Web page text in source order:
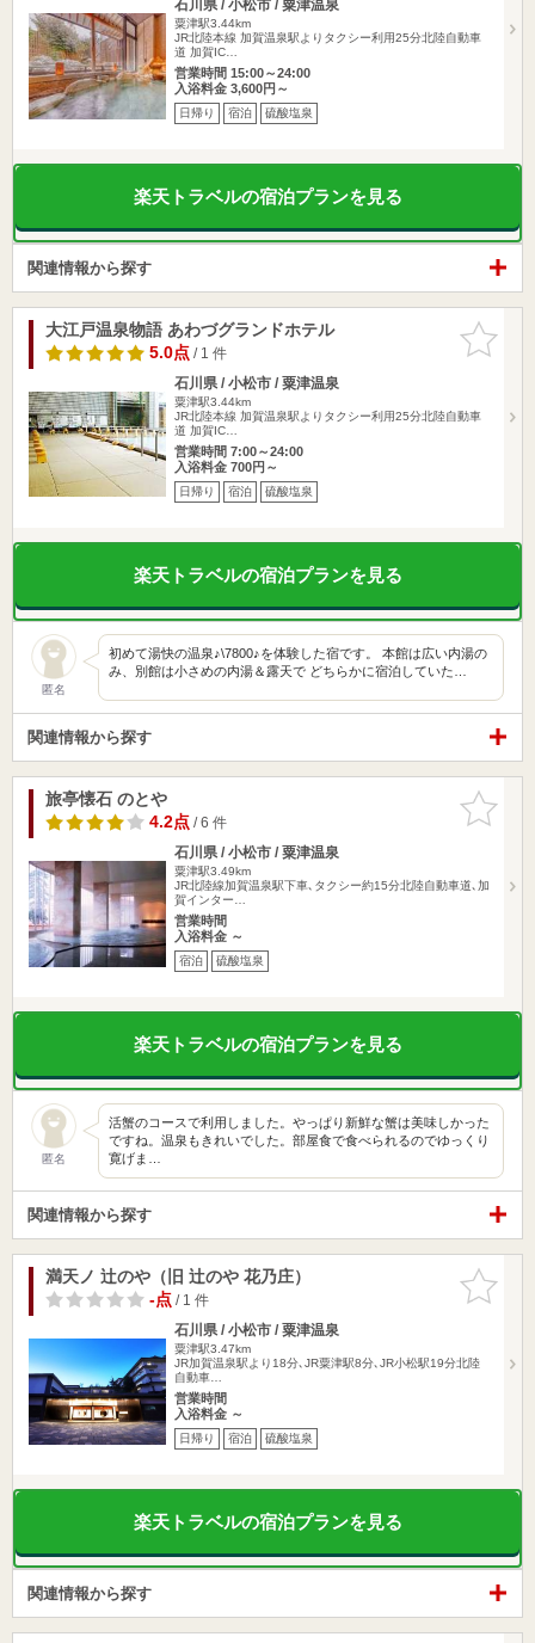
石川県 / 小松市 / 粟津温泉
粟津駅3.44km
JR北陸本線 加賀温泉駅よりタクシー利用25分北陸自動車
道 加賀IC…
営業時間 15:00～24:00
入浴料金 3,600円～
日帰り 宿泊 硫酸塩泉
楽天トラベルの宿泊プランを見る
関連情報から探す
お気に入
りに追加
大江戸温泉物語 あわづグランドホテル
5.0点/ 1 件
石川県 / 小松市 / 粟津温泉
粟津駅3.44km
JR北陸本線 加賀温泉駅よりタクシー利用25分北陸自動車
道 加賀IC…
営業時間 7:00～24:00
入浴料金 700円～
日帰り 宿泊 硫酸塩泉
楽天トラベルの宿泊プランを見る
匿名
初めて湯快の温泉♪\7800♪を体験した宿です。 本館は広い内湯の
み、別館は小さめの内湯＆露天で どちらかに宿泊していた…
関連情報から探す
お気に入
りに追加
旅亭懐石 のとや
4.2点/ 6 件
石川県 / 小松市 / 粟津温泉
粟津駅3.49km
JR北陸線加賀温泉駅下車､タクシー約15分北陸自動車道､加
賀インター…
営業時間
入浴料金 ～
宿泊 硫酸塩泉
楽天トラベルの宿泊プランを見る
匿名
活蟹のコースで利用しました。やっぱり新鮮な蟹は美味しかった
ですね。温泉もきれいでした。部屋食で食べられるのでゆっくり
寛げま…
関連情報から探す
お気に入
りに追加
満天ノ 辻のや（旧 辻のや 花乃庄）
-点/ 1 件
石川県 / 小松市 / 粟津温泉
粟津駅3.47km
JR加賀温泉駅より18分､JR粟津駅8分､JR小松駅19分北陸
自動車…
営業時間
入浴料金 ～
日帰り 宿泊 硫酸塩泉
楽天トラベルの宿泊プランを見る
関連情報から探す